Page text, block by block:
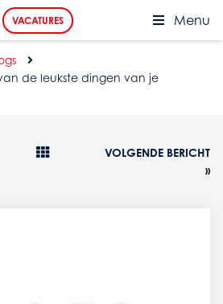
Menu
VACATURES
de leukste dingen van je
VOLGENDE BERICHT
»